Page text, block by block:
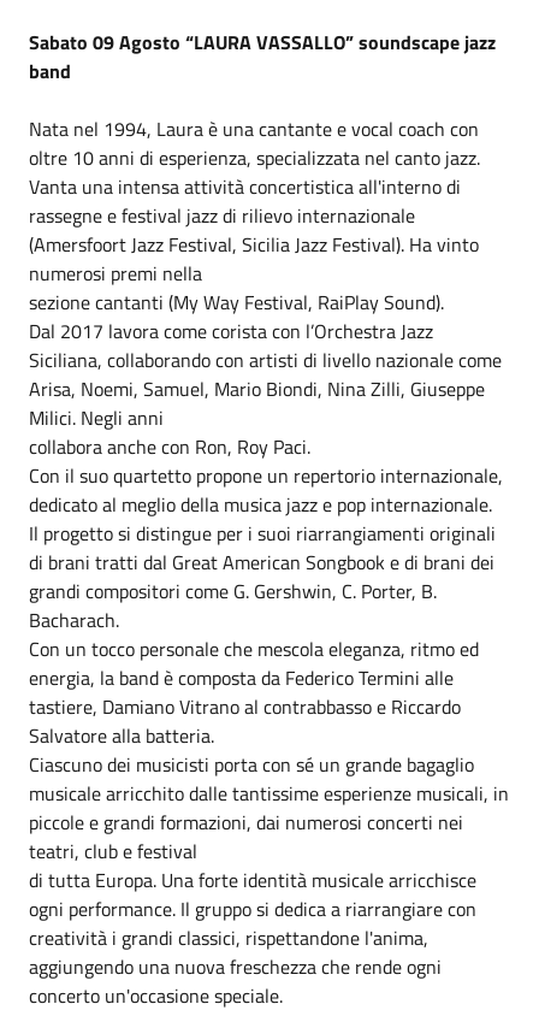
Sabato 09 Agosto “LAURA VASSALLO” soundscape jazz
band
Nata nel 1994, Laura è una cantante e vocal coach con
oltre 10 anni di esperienza, specializzata nel canto jazz.
Vanta una intensa attività concertistica all'interno di
rassegne e festival jazz di rilievo internazionale
(Amersfoort Jazz Festival, Sicilia Jazz Festival). Ha vinto
numerosi premi nella
sezione cantanti (My Way Festival, RaiPlay Sound).
Dal 2017 lavora come corista con l’Orchestra Jazz
Siciliana, collaborando con artisti di livello nazionale come
Arisa, Noemi, Samuel, Mario Biondi, Nina Zilli, Giuseppe
Milici. Negli anni
collabora anche con Ron, Roy Paci.
Con il suo quartetto propone un repertorio internazionale,
dedicato al meglio della musica jazz e pop internazionale.
Il progetto si distingue per i suoi riarrangiamenti originali
di brani tratti dal Great American Songbook e di brani dei
grandi compositori come G. Gershwin, C. Porter, B.
Bacharach.
Con un tocco personale che mescola eleganza, ritmo ed
energia, la band è composta da Federico Termini alle
tastiere, Damiano Vitrano al contrabbasso e Riccardo
Salvatore alla batteria.
Ciascuno dei musicisti porta con sé un grande bagaglio
musicale arricchito dalle tantissime esperienze musicali, in
piccole e grandi formazioni, dai numerosi concerti nei
teatri, club e festival
di tutta Europa. Una forte identità musicale arricchisce
ogni performance. Il gruppo si dedica a riarrangiare con
creatività i grandi classici, rispettandone l'anima,
aggiungendo una nuova freschezza che rende ogni
concerto un'occasione speciale.